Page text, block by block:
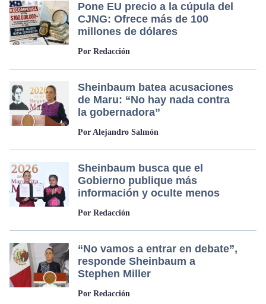
Pone EU precio a la cúpula del
CJNG: Ofrece más de 100
millones de dólares
Por Redacción
Sheinbaum batea acusaciones
de Maru: “No hay nada contra
la gobernadora”
Por Alejandro Salmón
Sheinbaum busca que el
Gobierno publique más
información y oculte menos
Por Redacción
“No vamos a entrar en debate”,
responde Sheinbaum a
Stephen Miller
Por Redacción